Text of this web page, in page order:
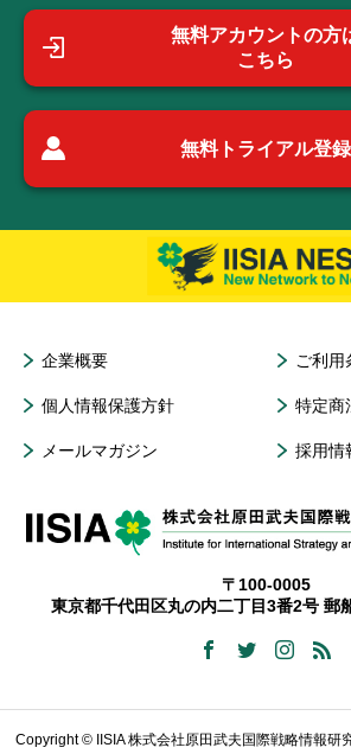
無料アカウントの方
こちら
無料トライアル登録
企業概要 ご利用
個人情報保護方針 特定商
メールマガジン 採用情
〒100-0005
東京都千代田区丸の内二丁目3番2号 郵
Copyright © IISIA 株式会社原田武夫国際戦略情報研